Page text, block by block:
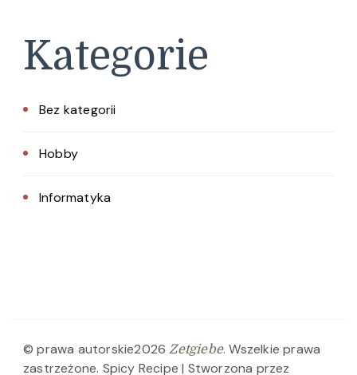
Kategorie
Bez kategorii
Hobby
Informatyka
© prawa autorskie2026Zetgiebe. Wszelkie prawa
zastrzeżone. Spicy Recipe | Stworzona przez